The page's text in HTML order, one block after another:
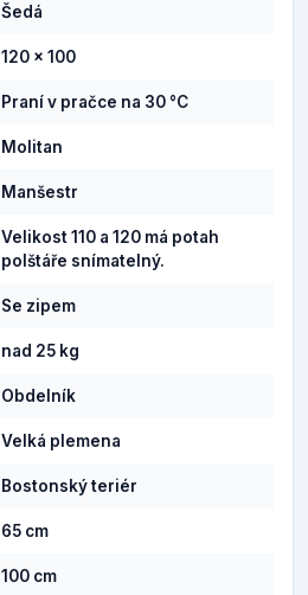
Šedá
120 x 100
Praní v pračce na 30 °C
Molitan
Manšestr
Velikost 110 a 120 má potah
polštáře snímatelný.
Se zipem
nad 25 kg
Obdelník
Velká plemena
Bostonský teriér
65 cm
100 cm